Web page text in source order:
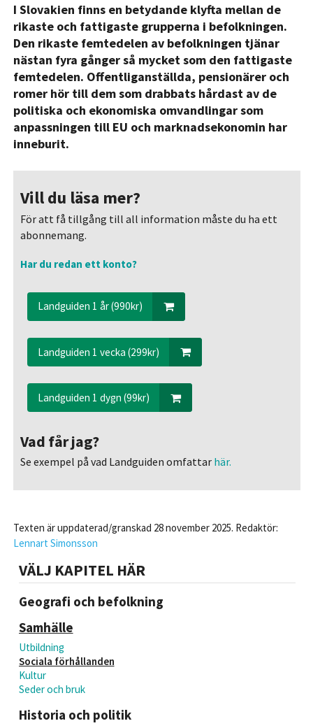
I Slovakien finns en betydande klyfta mellan de
rikaste och fattigaste grupperna i befolkningen.
Den rikaste femtedelen av befolkningen tjänar
nästan fyra gånger så mycket som den fattigaste
femtedelen. Offentliganställda, pensionärer och
romer hör till dem som drabbats hårdast av de
politiska och ekonomiska omvandlingar som
anpassningen till EU och marknadsekonomin har
inneburit.
Vill du läsa mer?
För att få tillgång till all information måste du ha ett
abonnemang.
Har du redan ett konto?
Landguiden 1 år (990kr)
Landguiden 1 vecka (299kr)
Landguiden 1 dygn (99kr)
Vad får jag?
Se exempel på vad Landguiden omfattarhär.
Texten är uppdaterad/granskad 28 november 2025. Redaktör:
Lennart Simonsson
VÄLJ KAPITEL HÄR
Geografi och befolkning
Samhälle
Utbildning
Sociala förhållanden
Kultur
Seder och bruk
Historia och politik